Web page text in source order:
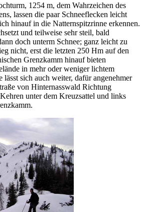
1254 m, dem Wahrzeichen des
lassen die paar Schneeflecken leicht
hinauf in die Natternspitzrinne erkennen.
und teilweise sehr steil, bald
doch unterm Schnee; ganz leicht zu
nicht, erst die letzten 250 Hm auf den
Grenzkamm hinauf bieten
in mehr oder weniger lichtem
sich auch weiter, dafür angenehmer
von Hinternasswald Richtung
unter dem Kreuzsattel und links